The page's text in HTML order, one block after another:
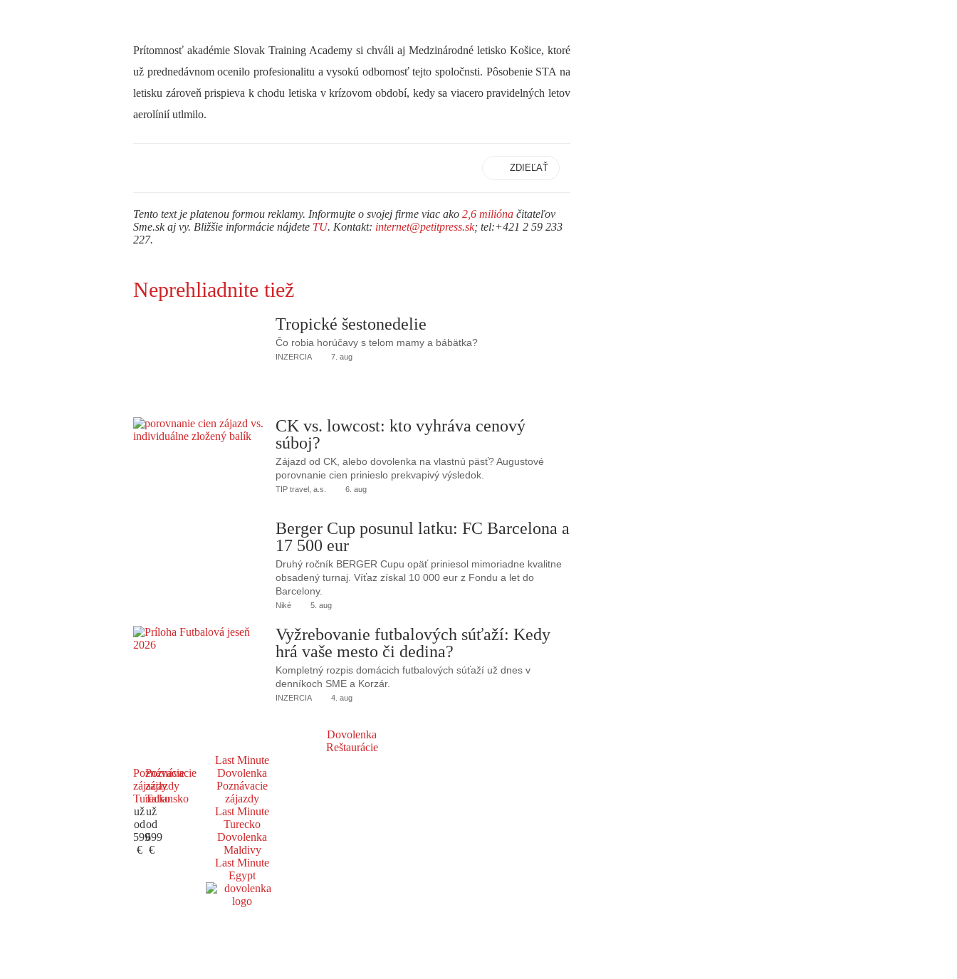
Prítomnosť akadémie Slovak Training Academy si chváli aj Medzinárodné letisko Košice, ktoré
už prednedávnom ocenilo profesionalitu a vysokú odbornosť tejto spoločnsti. Pôsobenie STA na
letisku zároveň prispieva k chodu letiska v krízovom období, kedy sa viacero pravidelných letov
aerolínií utlmilo.
ZDIEĽAŤ
Tento text je platenou formou reklamy. Informujte o svojej firme viac ako 2,6 milióna čitateľov
Sme.sk aj vy. Bližšie informácie nájdete TU. Kontakt: internet@petitpress.sk; tel:+421 2 59 233
227.
Neprehliadnite tiež
Tropické šestonedelie
Čo robia horúčavy s telom mamy a bábätka?
INZERCIA 7. aug
CK vs. lowcost: kto vyhráva cenový
súboj?
Zájazd od CK, alebo dovolenka na vlastnú päsť? Augustové
porovnanie cien prinieslo prekvapivý výsledok.
TIP travel, a.s. 6. aug
Berger Cup posunul latku: FC Barcelona a
17 500 eur
Druhý ročník BERGER Cupu opäť priniesol mimoriadne kvalitne
obsadený turnaj. Víťaz získal 10 000 eur z Fondu a let do
Barcelony.
Niké 5. aug
Vyžrebovanie futbalových súťaží: Kedy
hrá vaše mesto či dedina?
Kompletný rozpis domácich futbalových súťaží už dnes v
denníkoch SME a Korzár.
INZERCIA 4. aug
Dovolenka
Reštaurácie
Poznávacie
zájazdy
Turecko
už
od
599
€
Poznávacie
zájazdy
Taliansko
už
od
699
€
Last Minute
Dovolenka
Poznávacie
zájazdy
Last Minute
Turecko
Dovolenka
Maldivy
Last Minute
Egypt